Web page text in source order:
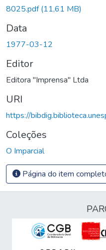
8025.pdf(11,61 MB)
Data
1977-03-12
Editor
Editora "Imprensa" Ltda
URI
https://
Coleções
O Imparcial
Página do item